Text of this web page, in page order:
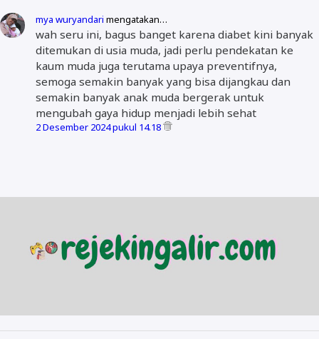
mya wuryandari mengatakan…
wah seru ini, bagus banget karena diabet kini banyak
ditemukan di usia muda, jadi perlu pendekatan ke
kaum muda juga terutama upaya preventifnya,
semoga semakin banyak yang bisa dijangkau dan
semakin banyak anak muda bergerak untuk
mengubah gaya hidup menjadi lebih sehat
2 Desember 2024 pukul 14.18